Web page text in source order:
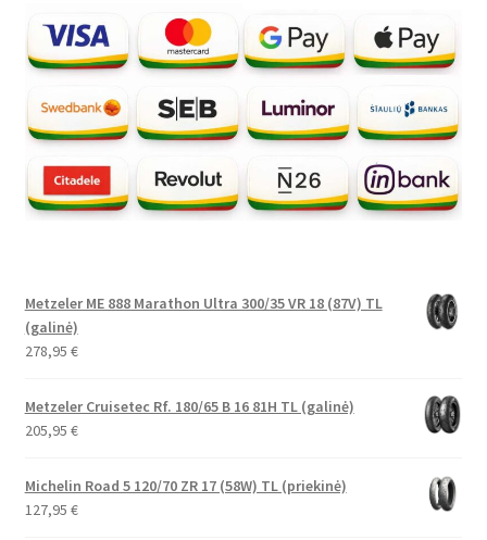
Metzeler ME 888 Marathon Ultra 300/35 VR 18 (87V) TL
(galinė)
278,95 €
Metzeler Cruisetec Rf. 180/65 B 16 81H TL (galinė)
205,95 €
Michelin Road 5 120/70 ZR 17 (58W) TL (priekinė)
127,95 €